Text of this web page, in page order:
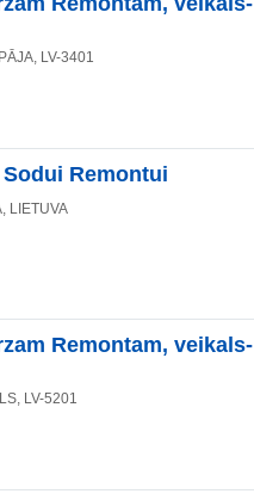
LV-3401
Sodui Remontui
LIETUVA
Remontam, veikals-
LV-5201